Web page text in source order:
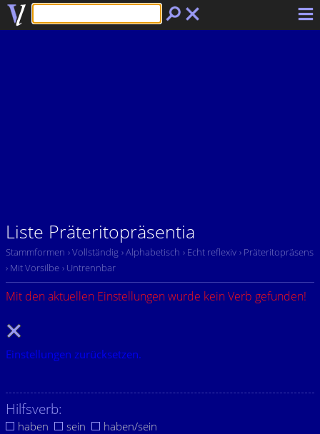
Liste Präteritopräsentia
Stammformen › Vollständig › Alphabetisch › Echt reflexiv › Präteritopräsens
› Mit Vorsilbe › Untrennbar
Mit den aktuellen Einstellungen wurde kein Verb gefunden!
Einstellungen zurücksetzen.
Hilfsverb:
haben sein haben/sein